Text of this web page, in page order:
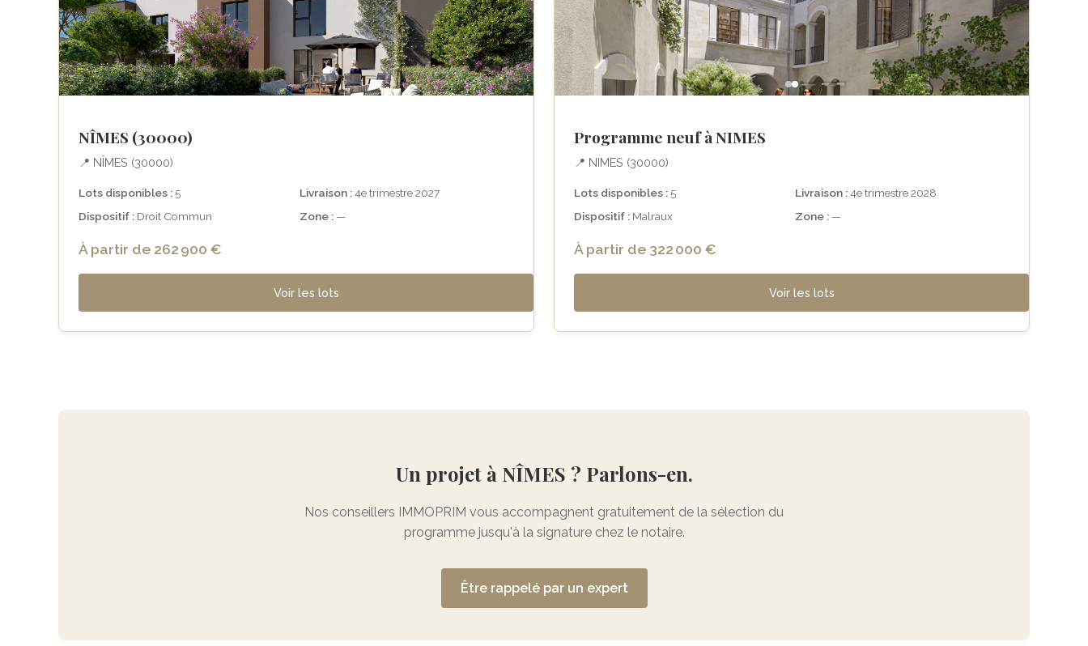
NÎMES (30000)
📍 NÎMES (30000)
Lots disponibles :5 Livraison :4e trimestre 2027
Dispositif : Droit Commun Zone : —
À partir de 262 900 €
Voir les lots
Programme neuf à NIMES
📍 NIMES (30000)
Lots disponibles :5 Livraison :4e trimestre 2028
Dispositif : Malraux Zone : —
À partir de 322 000 €
Voir les lots
Un projet à NÎMES ? Parlons-en.
Nos conseillers IMMOPRIM vous accompagnent gratuitement de la sélection du
programme jusqu'à la signature chez le notaire.
Être rappelé par un expert